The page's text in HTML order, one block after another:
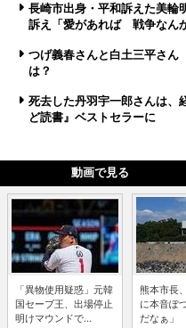
長崎市出身・平和訴えた美
訴え「愛があれば 戦争なん
つげ義春さんと白土三平さ
は？
死去した丹羽宇一郎さんは
ど読書』ベストセラーに
動画で見る
「異物使用疑惑」元韓
国セーブ王、出場停止
明けマウンドで...
熊本市長
に本音ぽ
だなぁ」